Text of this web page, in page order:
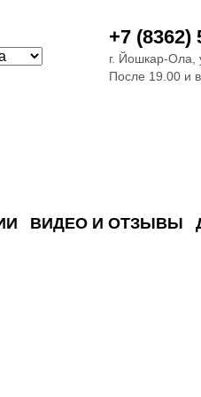
+7 (8362)
г. Йошкар-Ола,
После 19.00 и
ВИДЕО И ОТЗЫВЫ